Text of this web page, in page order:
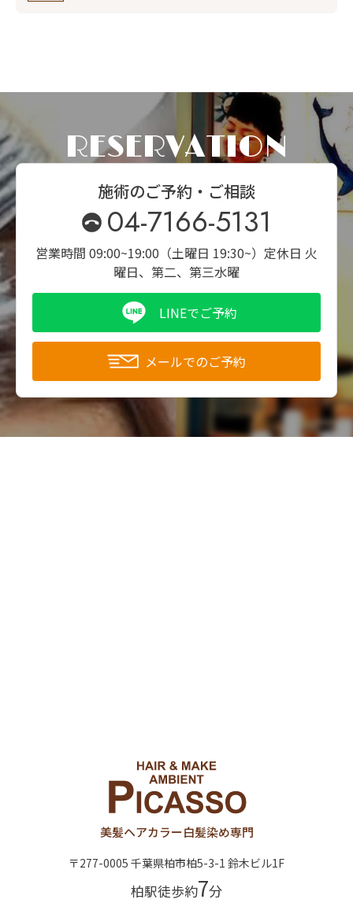
RESERVATION
施術のご予約・ご相談
04-7166-5131
営業時間 09:00~19:00（土曜日 19:30~） 定休日 火
曜日、第二、第三水曜
LINEでご予約
メールでのご予約
美髪ヘアカラー白髪染め専門
〒277-0005 千葉県柏市柏5-3-1 鈴木ビル1F
柏駅徒歩約7分